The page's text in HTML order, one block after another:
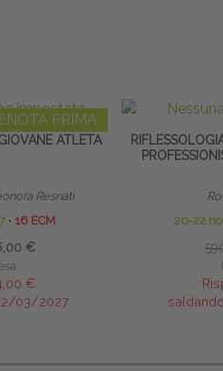
PRIMA
ATLETA
Resnati
∙ 16 ECM
€
€
03/2027
20-22